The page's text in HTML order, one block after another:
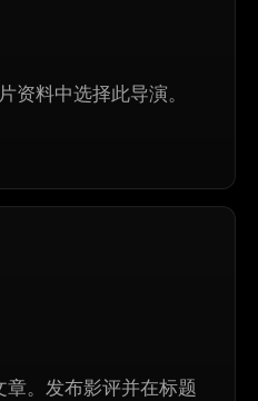
资料中选择此导演。
。发布影评并在标题